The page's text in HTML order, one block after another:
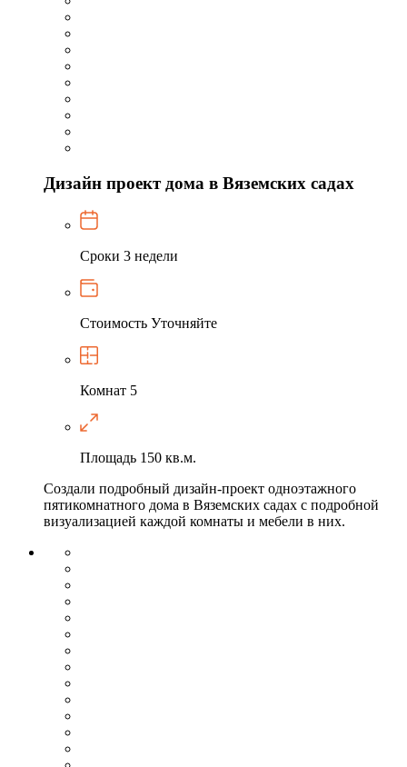
Дизайн проект дома в Вяземских садах
Сроки 3 недели
Стоимость Уточняйте
Комнат 5
Площадь 150 кв.м.
Создали подробный дизайн-проект одноэтажного
пятикомнатного дома в Вяземских садах с подробной
визуализацией каждой комнаты и мебели в них.